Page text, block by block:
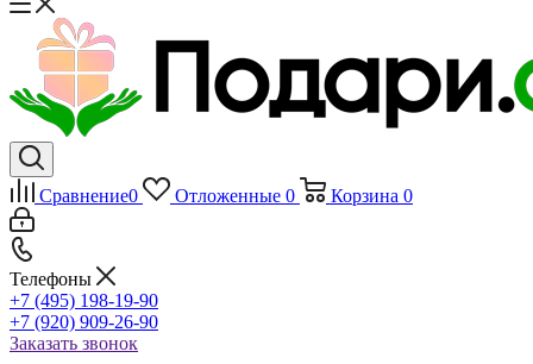
Сравнение0 Отложенные 0 Корзина 0
Телефоны
+7 (495) 198-19-90
+7 (920) 909-26-90
Заказать звонок